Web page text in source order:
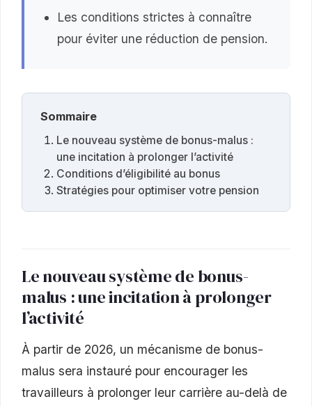
Les conditions strictes à connaître
pour éviter une réduction de pension.
Sommaire
Le nouveau système de bonus-malus :
une incitation à prolonger l’activité
Conditions d’éligibilité au bonus
Stratégies pour optimiser votre pension
Le nouveau système de bonus-
malus : une incitation à prolonger
l’activité
À partir de 2026, un mécanisme de bonus-
malus sera instauré pour encourager les
travailleurs à prolonger leur carrière au-delà de